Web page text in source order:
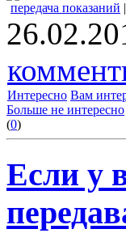
передача показаний |
Интересно Вам
Больше не интересно
(0)
Если у